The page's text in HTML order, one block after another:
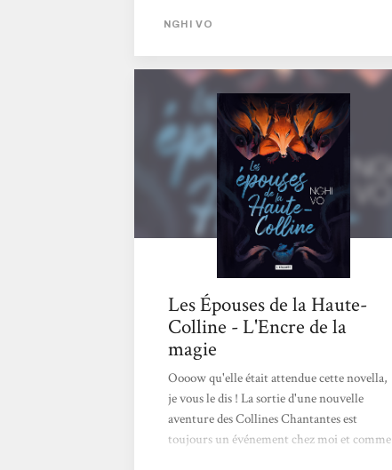
l'ouverture du roman, et le côté un peu
nébuleux et vague du récit, qui donne
l'impression d'avoir loupé un épisode, mais
nous plonge dans un certain état mental, qui
a très bien fonctionné sur moi.J'ai vraiment
aimé le côté petite enquête,...
NGHI VO
Les Épouses de la Haute-
Colline - L'Encre de la
magie
Oooow qu'elle était attendue cette novella,
je vous le dis ! La sortie d'une nouvelle
aventure des Collines Chantantes est
toujours un événement chez moi et comme